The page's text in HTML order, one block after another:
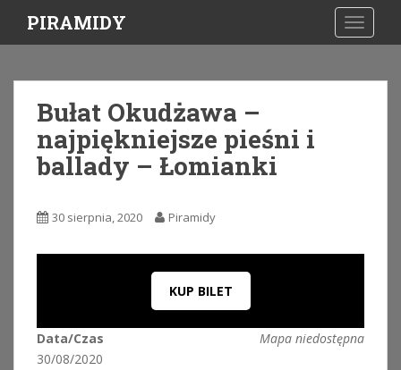
i
PIRAMIDY
Bułat Okudżawa –
najpiękniejsze pieśni i
ballady – Łomianki
30 sierpnia, 2020 Piramidy
KUP BILET
Mapa niedostępna
Data/Czas
30/08/2020